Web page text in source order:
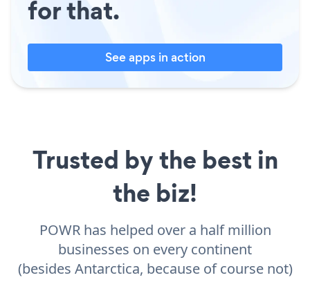
for that.
See apps in action
Trusted by the best in
the biz!
POWR has helped over a half million
businesses on every continent
(besides Antarctica, because of course not)